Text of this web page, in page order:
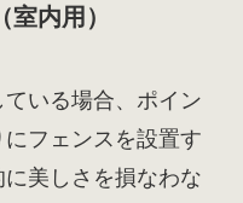
内用）
いる場合、ポイン
フェンスを設置す
美しさを損なわな